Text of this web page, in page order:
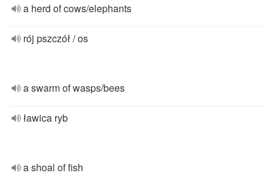
a herd of cows/elephants
rój pszczół / os
a swarm of wasps/bees
ławica ryb
a shoal of fish